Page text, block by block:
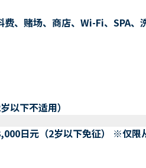
、赌场、商店、Wi-Fi、SPA、
以下不适用）
日元（2岁以下免征） ※仅限